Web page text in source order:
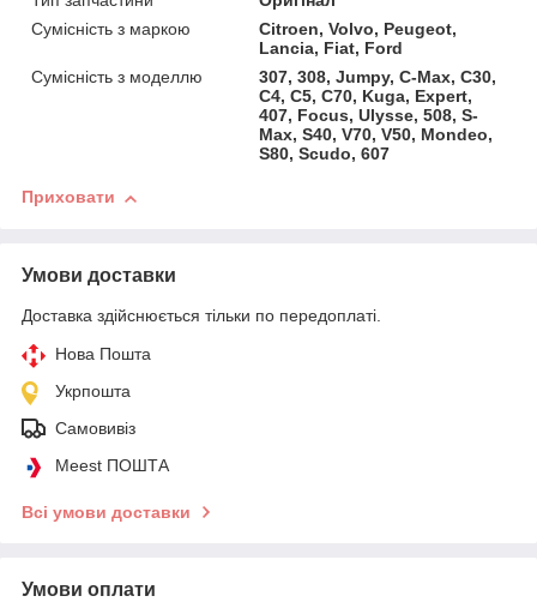
Сумісність з маркою
Citroen, Volvo, Peugeot,
Lancia, Fiat, Ford
Сумісність з моделлю
307, 308, Jumpy, C-Max, C30,
C4, C5, C70, Kuga, Expert,
407, Focus, Ulysse, 508, S-
Max, S40, V70, V50, Mondeo,
S80, Scudo, 607
Приховати
Умови доставки
Доставка здійснюється тільки по передоплаті.
Нова Пошта
Укрпошта
Самовивіз
Meest ПОШТА
Всі умови доставки
Умови оплати